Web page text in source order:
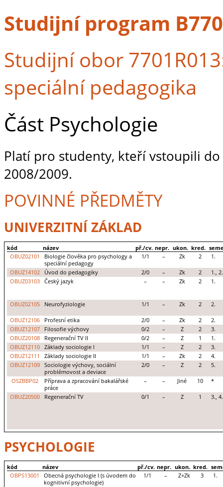
Studijní program
Studijní obor
speciální pedagogika
Část Psychologie
Platí pro studenty, kteří vstoupili
2008/2009.
POVINNÉ PŘEDMĚTY
UNIVERZITNÍ ZÁKLAD
kód název př./cv. nepr. ukon. kred.
OBUZ02101
Biologie člověka pro psychology a
speciální pedagogy
1/1 – Zk 2 1.
OBUZ14102 Úvod do pedagogiky 2/0 – Zk 2
1., 2.
OBUZ03103
Český jazyk – – Zk 2 1.
OBUZ02105 Neurofyziologie 1/1 – Zk 2 2.
OBUZ12106 Profesní etika 2/0 – Zk 2
2.
OBUZ12107
Filosofie výchovy 0/2 – Z 2
3.
OBUZ20108
Regenerační TV II 0/2 – Z 1
1.
OBUZ12110
Základy sociologie I 1/1 – Z 2
3.
OBUZ12111
Základy sociologie II 1/1 – Zk 2
4.
OBUZ12109
Sociologie výchovy, sociální
problémovost a deviace
2/0 – Z 2 5.
OSZBBP02
Příprava a zpracování bakalářské
práce
– – Jiné 10 *
OBUZ20500 Regenerační TV 0/1 – Z 1 3., 4.
PSYCHOLOGIE
kód název př./cv. nepr. ukon. kred.
OBPS13001
Obecná psychologie I (s úvodem do
kognitivní psychologie)
1/1 – Z+Zk 3 1.